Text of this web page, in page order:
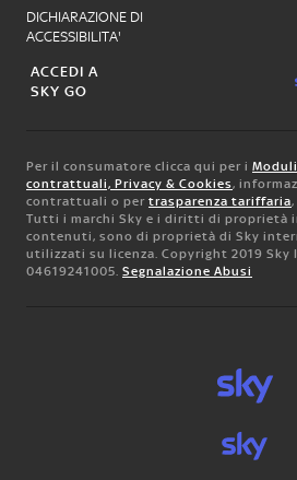
DICHIARAZIONE DI
ACCESSIBILITA'
ACCEDI A
SKY GO
Per il consumatore clicca qui per i
contrattuali, Privacy & Cookies,
contrattuali o per trasparenza tariffaria,
Tutti i marchi Sky e i diritti di proprietà
contenuti, sono di proprietà di Sky
utilizzati su licenza. Copyright 2019 Sky
04619241005. Segnalazione Abusi